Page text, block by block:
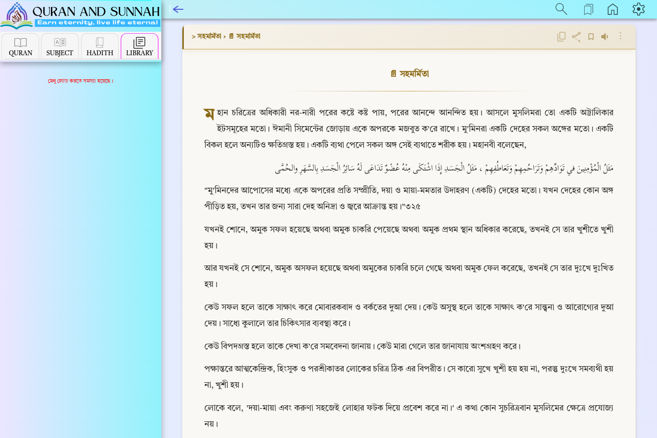
QURAN SUBJECT HADITH LIBRARY
মেনু লোড করতে সমস্যা হয়েছে।
> সহমর্মিতা › 📄 সহমর্মিতা ⋮
📄 সহমর্মিতা
ম হান চরিত্রের অধিকারী নর-নারী পরের কষ্টে কষ্ট পায়, পরের আনন্দে আনন্দিত হয়। আসলে মুসলিমরা তো একটি অট্টালিকার
ইটসমূহের মতো। ঈমানী সিমেন্টের জোড়ায় একে অপরকে মজবুত ক'রে রাখে। মু'মিনরা একটি দেহের সকল অঙ্গের মতো। একটি
বিকল হলে অন্যটিও ক্ষতিগ্রস্ত হয়। একটি ব্যথা পেলে সকল অঙ্গ সেই ব্যথাতে শরীক হয়। মহানবী বলেছেন,
مَثَلُ الْمُؤْمِنِينَ في تَوَادِّهِمْ وَتَرَاحُمِهِمْ وَتَعَاطُفِهِمْ ، مَثَلُ الْجَسَدِ إِذَا اشْتَكَى مِنْهُ عُضْوٌ تَدَاعَى لَهُ سَائِرُ الْجَسَدِ بِالسَّهَرِ والحُمَّى
"মু'মিনদের আপোসের মধ্যে একে অপরের প্রতি সম্প্রীতি, দয়া ও মায়া-মমতার উদাহরণ (একটি) দেহের মতো। যখন দেহের কোন অঙ্গ
পীড়িত হয়, তখন তার জন্য সারা দেহ অনিদ্রা ও জ্বরে আক্রান্ত হয়।"৩২৫
যখনই শোনে, অমুক সফল হয়েছে অথবা অমুক চাকরি পেয়েছে অথবা অমুক প্রথম স্থান অধিকার করেছে, তখনই সে তার খুশীতে খুশী
হয়।
আর যখনই সে শোনে, অমুক অসফল হয়েছে অথবা অমুকের চাকরি চলে গেছে অথবা অমুক ফেল করেছে, তখনই সে তার দুঃখে দুঃখিত
হয়।
কেউ সফল হলে তাকে সাক্ষাৎ করে মোবারকবাদ ও বর্কতের দুআ দেয়। কেউ অসুস্থ হলে তাকে সাক্ষাৎ ক'রে সান্ত্বনা ও আরোগ্যের দুআ
দেয়। সাধ্যে কুলালে তার চিকিৎসার ব্যবস্থা করে।
কেউ বিপদগ্রস্ত হলে তাকে দেখা ক'রে সমবেদনা জানায়। কেউ মারা গেলে তার জানাযায় অংশগ্রহণ করে।
পক্ষান্তরে আত্মকেন্দ্রিক, হিংসুক ও পরশ্রীকাতর লোকের চরিত্র ঠিক এর বিপরীত। সে কারো সুখে খুশী হয় হয় না, পরন্তু দুঃখে সমব্যথী হয়
না, খুশী হয়।
লোকে বলে, 'দয়া-মায়া এবং করুণা সহজেই লোহার ফটক দিয়ে প্রবেশ করে না।' এ কথা কোন সুচরিত্রবান মুসলিমের ক্ষেত্রে প্রযোজ্য
নয়।
Copy